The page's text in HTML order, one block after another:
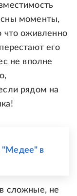
моменты,
что оживленно
его
не вполне
рядом на
"Медее" в
сложные, не